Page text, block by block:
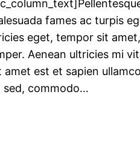
fames ac turpis
eget, tempor sit
Aenean ultricies mi
amet est et sapien
sed, commodo…